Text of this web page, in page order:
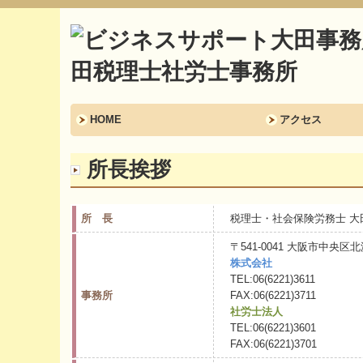
HOME アクセス
所長挨拶
所 長 税理士・社会保険労務士
事務所
〒541-0041 大阪市中央区
株式会社
TEL:06(6221)3611
FAX:06(6221)3711
社労士法人
TEL:06(6221)3601
FAX:06(6221)3701